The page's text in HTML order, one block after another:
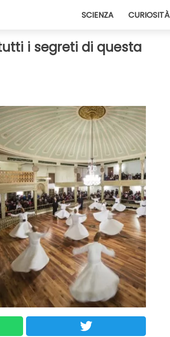
SCIENZA CURIOSITÀ
i segreti di questa